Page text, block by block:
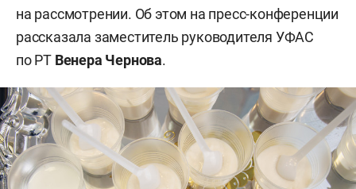
на рассмотрении. Об этом на пресс-конференции
рассказала заместитель руководителя УФАС
по РТ Венера Чернова.